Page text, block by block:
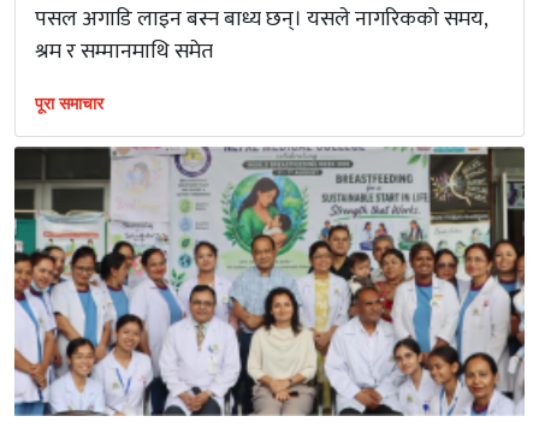
पसल अगाडि लाइन बस्न बाध्य छन्। यसले नागरिकको समय,
श्रम र सम्मानमाथि समेत
पूरा समाचार